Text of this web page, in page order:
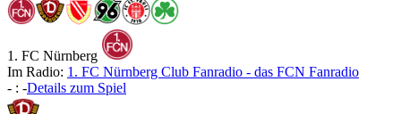
1. FC Nürnberg
Im Radio: 1. FC Nürnberg Club Fanradio - das FCN Fanradio
- : -Details zum Spiel